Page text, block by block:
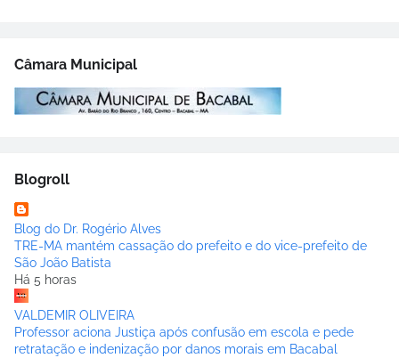
Câmara Municipal
Blogroll
Blog do Dr. Rogério Alves
TRE-MA mantém cassação do prefeito e do vice-prefeito de
São João Batista
Há 5 horas
VALDEMIR OLIVEIRA
Professor aciona Justiça após confusão em escola e pede
retratação e indenização por danos morais em Bacabal